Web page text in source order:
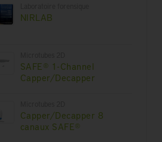
NIRLAB
SAFE® 1-Channel
Capper/Decapper
Capper/Decapper 8
canaux SAFE®